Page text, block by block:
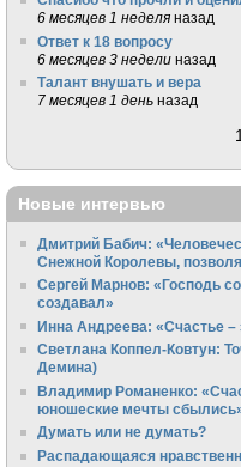
6 месяцев 1 неделя назад
Ответ к 18 вопросу
6 месяцев 3 недели назад
Талант внушать и вера
7 месяцев 1 день назад
Новые интервью
Дмитрий Бабич:
Снежной Королевы,
Сергей Марнов: «Господь
создавал»
Инна Андреева: «Счастье –
Светлана Коппел-Ковтун:
Демина)
Владимир Романенко:
юношеские мечты
Думать или не думать?
Распадающаяся